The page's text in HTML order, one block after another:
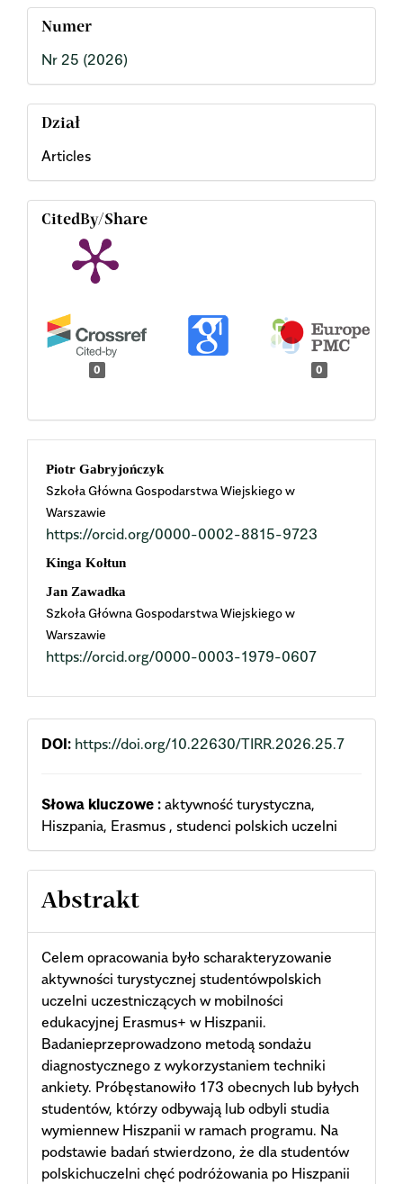
Numer
Nr 25 (2026)
Dział
Articles
CitedBy/Share
0 0
Main
Article
Content
Piotr Gabryjończyk
Szkoła Główna Gospodarstwa Wiejskiego w
Warszawie
https://orcid.org/0000-0002-8815-9723
Kinga Kołtun
Jan Zawadka
Szkoła Główna Gospodarstwa Wiejskiego w
Warszawie
https://orcid.org/0000-0003-1979-0607
DOI: https://doi.org/10.22630/TIRR.2026.25.7
Słowa kluczowe : aktywność turystyczna,
Hiszpania, Erasmus , studenci polskich uczelni
Abstrakt
Celem opracowania było scharakteryzowanie
aktywności turystycznej studentówpolskich
uczelni uczestniczących w mobilności
edukacyjnej Erasmus+ w Hiszpanii.
Badanieprzeprowadzono metodą sondażu
diagnostycznego z wykorzystaniem techniki
ankiety. Próbęstanowiło 173 obecnych lub byłych
studentów, którzy odbywają lub odbyli studia
wymiennew Hiszpanii w ramach programu. Na
podstawie badań stwierdzono, że dla studentów
polskichuczelni chęć podróżowania po Hiszpanii